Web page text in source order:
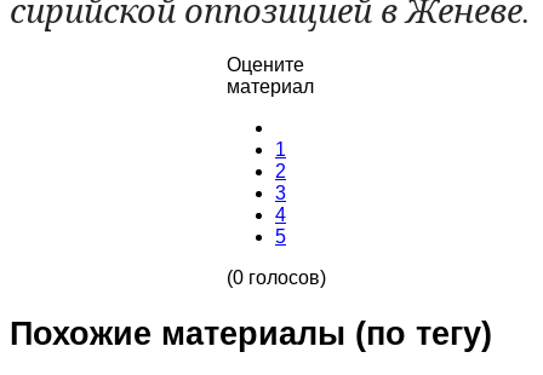
сирийской оппозицией в
Оцените
материал
1
2
3
4
5
(0 голосов)
Похожие материалы (по тегу)